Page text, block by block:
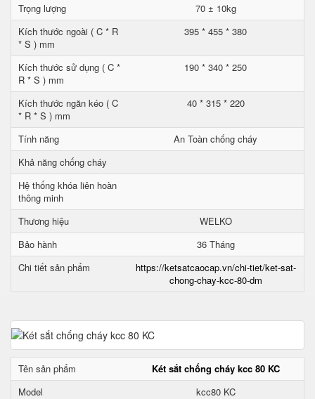
Trọng lượng
70 ± 10kg
Kích thước ngoài ( C * R
* S ) mm
395 * 455 * 380
Kích thước sử dụng ( C *
R * S ) mm
190 * 340 * 250
Kích thước ngăn kéo ( C
* R * S ) mm
40 * 315 * 220
Tính năng
An Toàn chống cháy
Khả năng chống cháy
Hệ thống khóa liên hoàn
thông minh
Thương hiệu
WELKO
Bảo hành
36 Tháng
Chi tiết sản phẩm
https://ketsatcaocap.vn/chi-tiet/ket-sat-
chong-chay-kcc-80-dm
Tên sản phẩm
Két sắt chống cháy kcc 80 KC
Model
kcc80 KC